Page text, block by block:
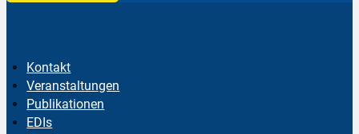
Kontakt
Veranstaltungen
Publikationen
EDIs